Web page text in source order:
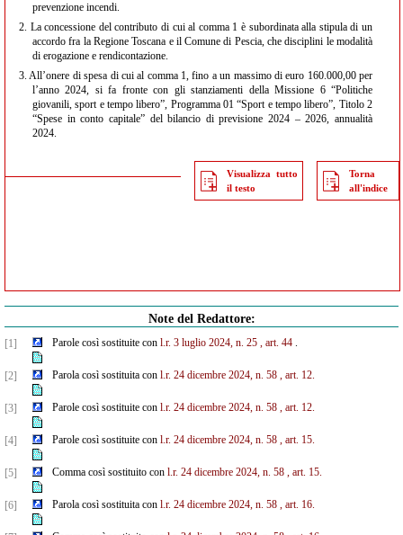
prevenzione incendi.
2. La concessione del contributo di cui al comma 1 è subordinata alla stipula di un
accordo fra la Regione Toscana e il Comune di Pescia, che disciplini le modalità
di erogazione e rendicontazione.
3. All’onere di spesa di cui al comma 1, fino a un massimo di euro 160.000,00 per
l’anno 2024, si fa fronte con gli stanziamenti della Missione 6 “Politiche
giovanili, sport e tempo libero”, Programma 01 “Sport e tempo libero”, Titolo 2
“Spese in conto capitale” del bilancio di previsione 2024 – 2026, annualità
2024.
Visualizza tutto
il testo
Torna
all'indice
Note del Redattore:
[1] Parole così sostituite con l.r. 3 luglio 2024, n. 25 , art. 44.
[2] Parola così sostituita con l.r. 24 dicembre 2024, n. 58 , art. 12.
[3] Parole così sostituite con l.r. 24 dicembre 2024, n. 58 , art. 12.
[4] Parole così sostituite con l.r. 24 dicembre 2024, n. 58 , art. 15.
[5] Comma così sostituito con l.r. 24 dicembre 2024, n. 58 , art. 15.
[6] Parola così sostituita con l.r. 24 dicembre 2024, n. 58 , art. 16.